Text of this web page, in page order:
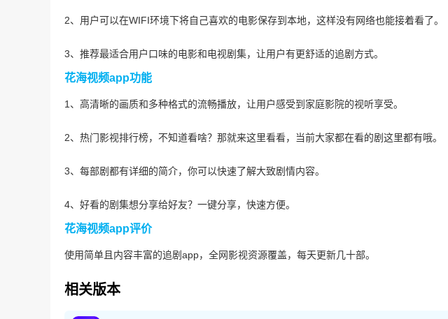
2、用户可以在WIFI环境下将自己喜欢的电影保存到本地，这样没有网络也能接着看了。
3、推荐最适合用户口味的电影和电视剧集，让用户有更舒适的追剧方式。
花海视频app功能
1、高清晰的画质和多种格式的流畅播放，让用户感受到家庭影院的视听享受。
2、热门影视排行榜，不知道看啥？那就来这里看看，当前大家都在看的剧这里都有哦。
3、每部剧都有详细的简介，你可以快速了解大致剧情内容。
4、好看的剧集想分享给好友？一键分享，快速方便。
花海视频app评价
使用简单且内容丰富的追剧app，全网影视资源覆盖，每天更新几十部。
相关版本